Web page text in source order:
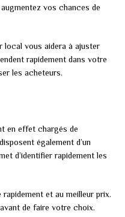
vos chances de
local vous aidera à ajuster
rapidement dans votre
les acheteurs.
en effet chargés de
également d’un
d’identifier rapidement les
et au meilleur prix.
de faire votre choix.